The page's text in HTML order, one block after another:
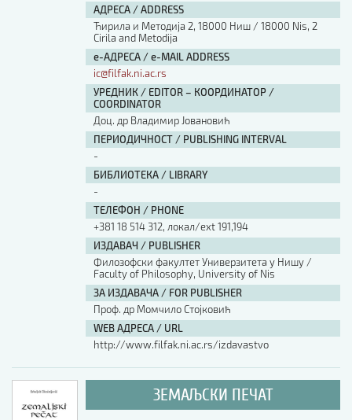
АДРЕСА / ADDRESS
Ћирила и Методија 2, 18000 Ниш / 18000 Nis, 2
Cirila and Metodija
е-АДРЕСА / e-MAIL ADDRESS
ic@filfak.ni.ac.rs
УРЕДНИК / EDITOR – КООРДИНАТОР /
COORDINATOR
Доц. др Владимир Јовановић
ПЕРИОДИЧНОСТ / PUBLISHING INTERVAL
-
БИБЛИОТЕКА / LIBRARY
-
ТЕЛЕФОН / PHONE
+381 18 514 312, локал/ext 191,194
ИЗДАВАЧ / PUBLISHER
Филозофски факултет Универзитета у Нишу /
Faculty of Philosophy, University of Nis
ЗА ИЗДАВАЧА / FOR PUBLISHER
Проф. др Момчило Стојковић
WEB АДРЕСА / URL
http://www.filfak.ni.ac.rs/izdavastvo
ЗЕМАЉСКИ ПЕЧАТ